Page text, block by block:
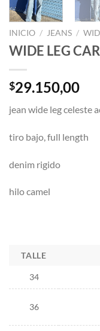
INICIO / JEANS /
WIDE LEG
$29.150,00
jean wide leg celeste
tiro bajo, full length
denim rigido
hilo camel
TALLE
34
36